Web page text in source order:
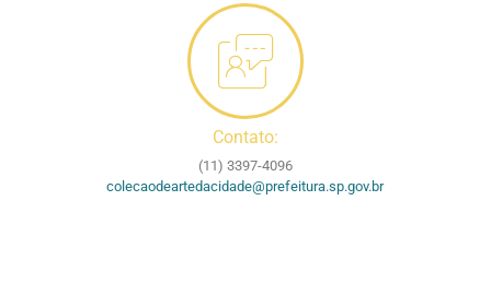
Contato:
(11) 3397-4096
colecaodeartedacidade@prefeitura.sp.gov.br